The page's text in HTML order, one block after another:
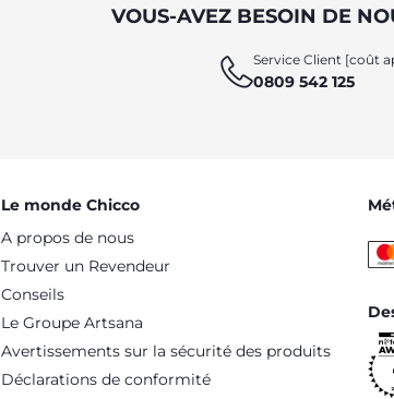
VOUS-AVEZ BESOIN DE
Service Client [coût
0809 542 125
Le monde Chicco
A propos de nous
Trouver un Revendeur
Conseils
Le Groupe Artsana
Avertissements sur la sécurité des produits
Déclarations de conformité